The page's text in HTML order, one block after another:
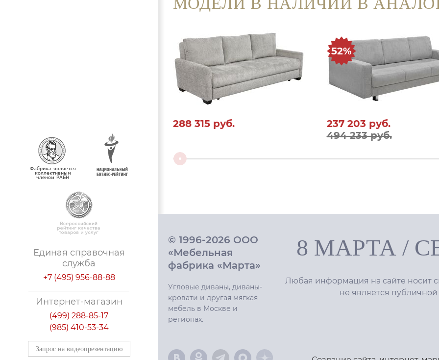
288 315 руб. 237 203 руб.
494 233 руб.
52%
Единая справочная
служба
+7 (495) 956-88-88
Интернет-магазин
(499) 288-85-17
(985) 410-53-34
Запрос на видеопрезентацию
© 1996-2026 ООО
«Мебельная
фабрика «Марта»
Угловые диваны, диваны-
кровати и другая мягкая
мебель в Москве и
регионах.
8 МАРТА/
Любая информация на сайте носит
не является